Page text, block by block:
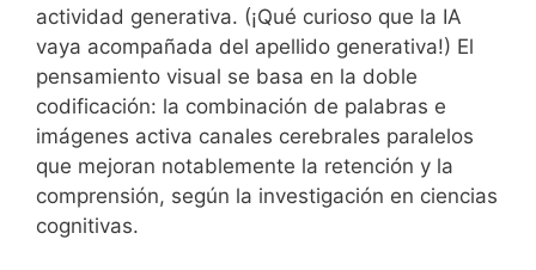
actividad generativa. (¡Qué curioso que la IA
vaya acompañada del apellido generativa!) El
pensamiento visual se basa en la doble
codificación: la combinación de palabras e
imágenes activa canales cerebrales paralelos
que mejoran notablemente la retención y la
comprensión, según la investigación en ciencias
cognitivas.